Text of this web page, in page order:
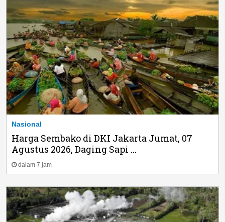
Nasional
Harga Sembako di DKI Jakarta Jumat, 07
Agustus 2026, Daging Sapi ...
dalam 7 jam